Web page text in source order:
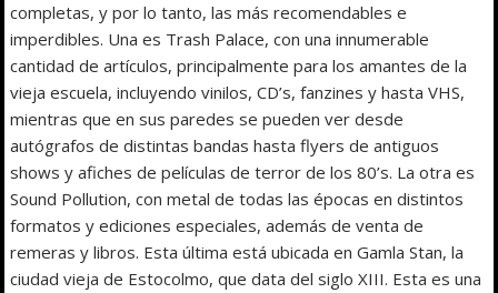
completas, y por lo tanto, las más recomendables e
imperdibles. Una es Trash Palace, con una innumerable
cantidad de artículos, principalmente para los amantes de la
vieja escuela, incluyendo vinilos, CD’s, fanzines y hasta VHS,
mientras que en sus paredes se pueden ver desde
autógrafos de distintas bandas hasta flyers de antiguos
shows y afiches de películas de terror de los 80’s. La otra es
Sound Pollution, con metal de todas las épocas en distintos
formatos y ediciones especiales, además de venta de
remeras y libros. Esta última está ubicada en Gamla Stan, la
ciudad vieja de Estocolmo, que data del siglo XIII. Esta es una